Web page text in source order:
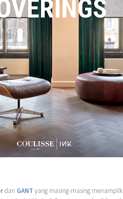
dan GANT yang masing-masing